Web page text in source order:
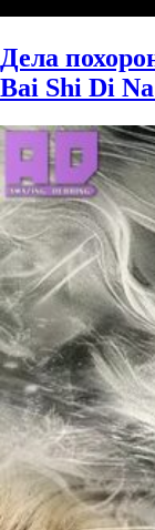
Дела
Bai Shi Di